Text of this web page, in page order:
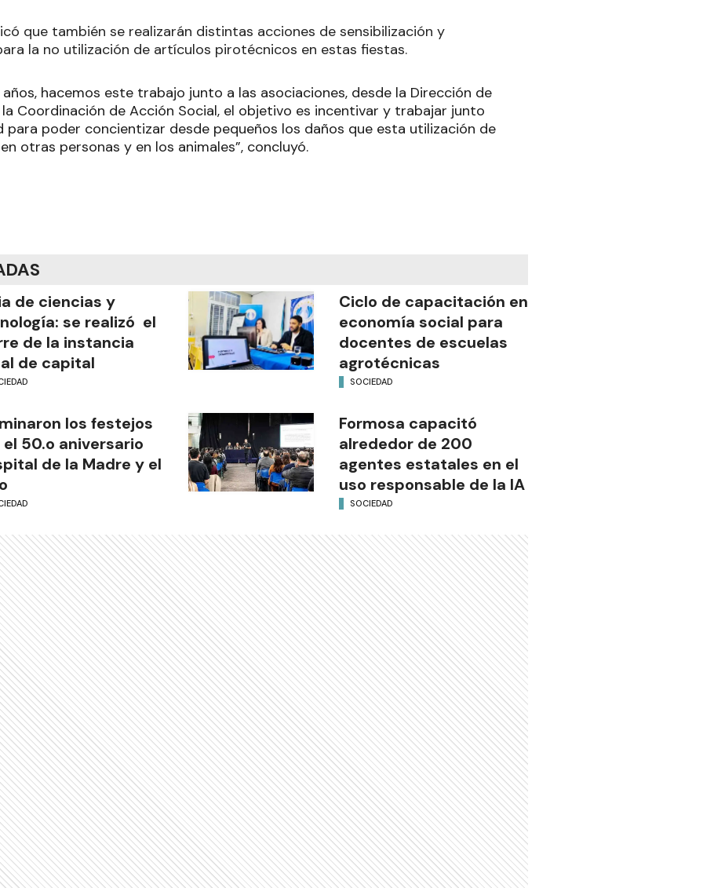
que también se realizarán distintas acciones de sensibilización y
la no utilización de artículos pirotécnicos en estas fiestas.
hacemos este trabajo junto a las asociaciones, desde la Dirección de
Coordinación de Acción Social, el objetivo es incentivar y trabajar junto
para poder concientizar desde pequeños los daños que esta utilización de
otras personas y en los animales”, concluyó.
de ciencias y
se realizó el
de la instancia
de capital
Ciclo de capacitación en
economía social para
docentes de escuelas
agrotécnicas
SOCIEDAD
los festejos
50.o aniversario
de la Madre y el
Formosa capacitó
alrededor de 200
agentes estatales en el
uso responsable de la IA
SOCIEDAD